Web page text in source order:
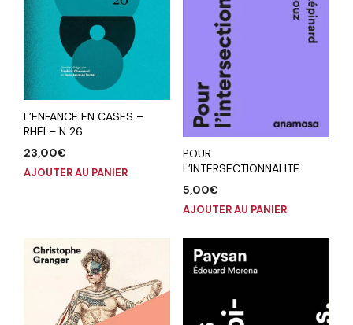
L’ENFANCE EN CASES –
RHEI – N 26
23,00€
AJOUTER AU PANIER
POUR
L’INTERSECTIONNALITE
5,00€
AJOUTER AU PANIER